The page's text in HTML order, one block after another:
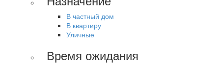
В частный дом
В квартиру
Уличные
Время ожидания